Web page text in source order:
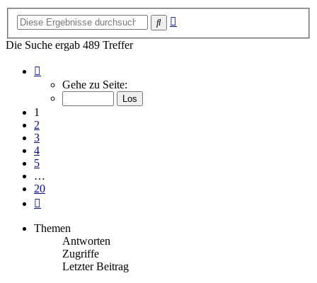
Suche
Die Suche ergab 489 Treffer
von
Gehe zu Seite:
1
2
3
4
5
…
20
Themen
Antworten
Zugriffe
Letzter Beitrag